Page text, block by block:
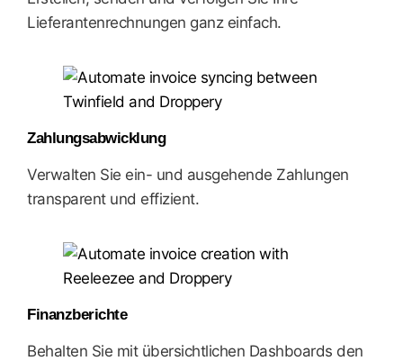
Lieferantenrechnungen ganz einfach.
Zahlungsabwicklung
Verwalten Sie ein- und ausgehende Zahlungen
transparent und effizient.
Finanzberichte
Behalten Sie mit übersichtlichen Dashboards den